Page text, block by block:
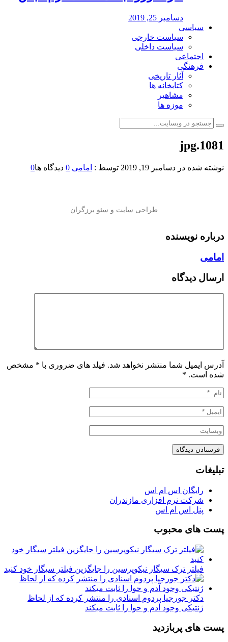
دسامبر 25, 2019
سیاسی
سیاست خارجی
سیاست داخلی
اجتماعی
فرهنگی
آثار تاریخی
کتابخانه ها
مشاهیر
موزه ها
1081.jpg
نوشته شده در دسامبر 19, 2019 توسط : امامی 0 دیدگاه ها0
درباره نویسنده
امامی
ارسال دیدگاه
آدرس ایمیل شما منتشر نخواهد شد. فیلد های ضروری با * مشخص
شده است. *
تبلیغات
رایگان اس ام اس
شرکت نرم افزاری مازندران
پنل اس ام اس
پست های محبوب
فیلتر ترک سیگار نیکوپرسین را جایگزین فیلتر سیگار خود کنید
دکتر جورجیا پردوم اسنادی را منتشر کرده که از لحاظ
ژنتیکی وجود آدم و حوا را ثابت میکند
پست های پربازدید